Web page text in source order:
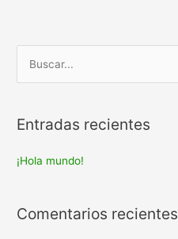
c
Entradas recientes
¡Hola mundo!
Comentarios recientes